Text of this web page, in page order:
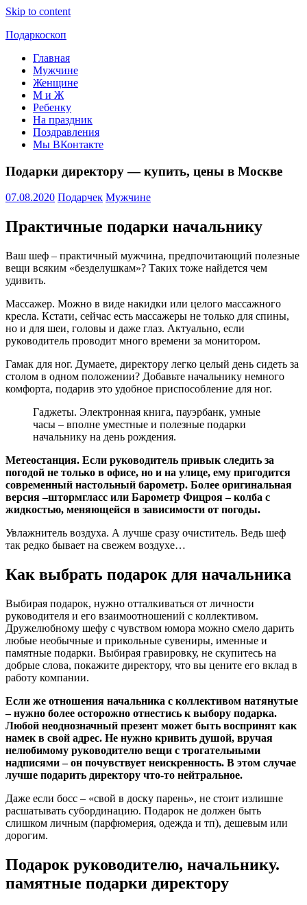
Skip to content
Подаркоскоп
Поможем
выбрать
подарить
Главная
Мужчине
Женщине
М и Ж
Ребенку
На праздник
Поздравления
Мы ВКонтакте
Подарки директору — купить, цены в Москве
07.08.2020 Подарчек Мужчине
Практичные подарки начальнику
Ваш шеф – практичный мужчина, предпочитающий полезные
вещи всяким «безделушкам»? Таких тоже найдется чем
удивить.
Массажер. Можно в виде накидки или целого массажного
кресла. Кстати, сейчас есть массажеры не только для спины,
но и для шеи, головы и даже глаз. Актуально, если
руководитель проводит много времени за монитором.
Гамак для ног. Думаете, директору легко целый день сидеть за
столом в одном положении? Добавьте начальнику немного
комфорта, подарив это удобное приспособление для ног.
Гаджеты. Электронная книга, пауэрбанк, умные
часы – вполне уместные и полезные подарки
начальнику на день рождения.
Метеостанция. Если руководитель привык следить за
погодой не только в офисе, но и на улице, ему пригодится
современный настольный барометр. Более оригинальная
версия –штормгласс или Барометр Фицроя – колба с
жидкостью, меняющейся в зависимости от погоды.
Увлажнитель воздуха. А лучше сразу очиститель. Ведь шеф
так редко бывает на свежем воздухе…
Как выбрать подарок для начальника
Выбирая подарок, нужно отталкиваться от личности
руководителя и его взаимоотношений с коллективом.
Дружелюбному шефу с чувством юмора можно смело дарить
любые необычные и прикольные сувениры, именные и
памятные подарки. Выбирая гравировку, не скупитесь на
добрые слова, покажите директору, что вы цените его вклад в
работу компании.
Если же отношения начальника с коллективом натянутые
– нужно более осторожно отнестись к выбору подарка.
Любой неоднозначный презент может быть воспринят как
намек в свой адрес. Не нужно кривить душой, вручая
нелюбимому руководителю вещи с трогательными
надписями – он почувствует неискренность. В этом случае
лучше подарить директору что-то нейтральное.
Даже если босс – «свой в доску парень», не стоит излишне
расшатывать субординацию. Подарок не должен быть
слишком личным (парфюмерия, одежда и тп), дешевым или
дорогим.
Подарок руководителю, начальнику.
памятные подарки директору